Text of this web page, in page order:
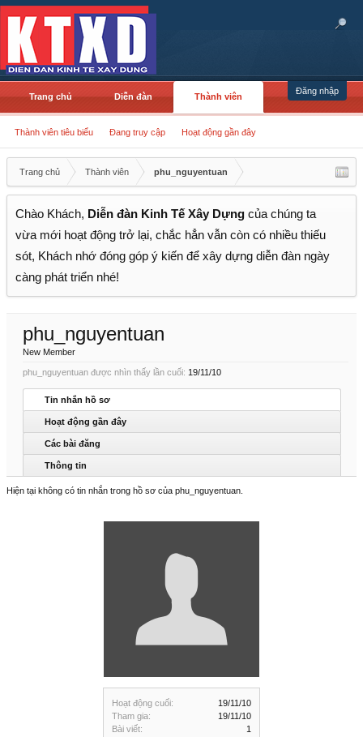
Đăng nhập
Trang chủ Diễn đàn Thành viên
Thành viên tiêu biểu Đang truy cập Hoạt động gần đây
Trang chủ Thành viên phu_nguyentuan
Chào Khách, Diễn đàn Kinh Tế Xây Dựng của chúng ta
vừa mới hoạt động trở lại, chắc hẳn vẫn còn có nhiều thiếu
sót, Khách nhớ đóng góp ý kiến để xây dựng diễn đàn ngày
càng phát triển nhé!
Hoạt động cuối:
19/11/10
Tham gia:
19/11/10
Bài viết:
1
phu_nguyentuan
New Member
phu_nguyentuan được nhìn thấy lần cuối: 19/11/10
Tin nhắn hồ sơ
Hoạt động gần đây
Các bài đăng
Thông tin
Hiện tại không có tin nhắn trong hồ sơ của phu_nguyentuan.